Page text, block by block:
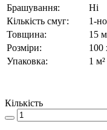
Брашування:
Ні
Кількість смуг:
1-
Товщина:
15
Розміри:
100
Упаковка:
1 м²
Кількість